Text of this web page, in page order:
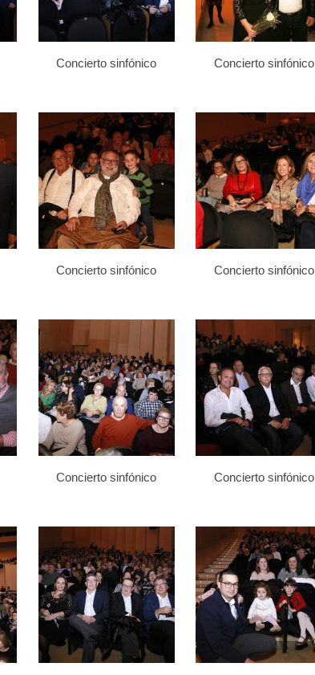
Concierto sinfónico Concierto sinfónico
Concierto sinfónico Concierto sinfónico
Concierto sinfónico Concierto sinfónico